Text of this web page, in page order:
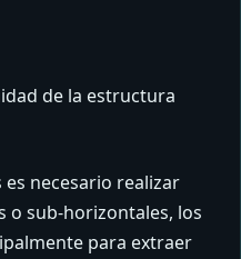
de la estructura
es necesario realizar
o sub-horizontales, los
para extraer